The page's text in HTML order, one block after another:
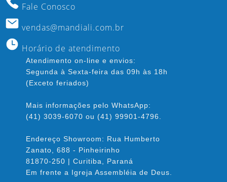
Fale Conosco
vendas@mandiali.com.br
Horário de atendimento
Atendimento on-line e envios:
Segunda à Sexta-feira das 09h às 18h
(Exceto feriados)
Mais informações pelo WhatsApp:
(41) 3039-6070 ou (41) 99901-4796.
Endereço Showroom: Rua Humberto
Zanato, 688 - Pinheirinho
81870-250 | Curitiba, Paraná
Em frente a Igreja Assembléia de Deus.